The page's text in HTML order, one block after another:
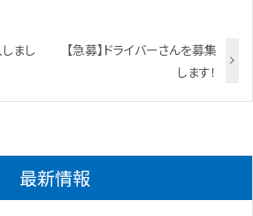
まし
【急募】ドライバーさんを募集
します！
最新情報